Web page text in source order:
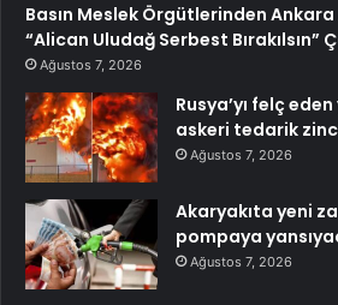
Basın Meslek Örgütlerinden
“Alican Uludağ Serbest Bırakılsın”
Ağustos 7, 2026
Rusya’yı felç
askeri tedarik
Ağustos 7, 2026
Akaryakıta yeni
pompaya
Ağustos 7, 2026